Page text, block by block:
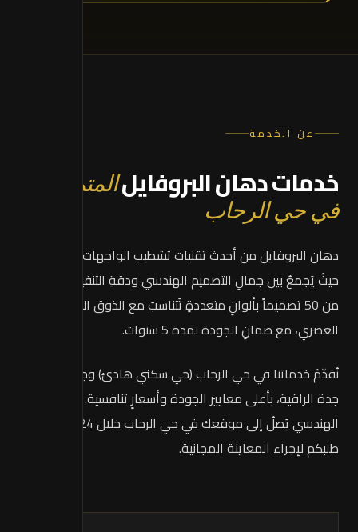
عن الخدمة
خدمات دهان البروفايلالمتميزة
في حي الرحاب
دهان البروفايل من أحدث تقنيات تشطيب الواجهات الخارجية،
حيثُ يَجمعُ بين جمالِ التصميم الهندسي ودقةِ التنفيذ. نَقدّمُ أكثرَ
من 50 تصميماً بألوانٍ متعددةٍ تَتناسبُ مع الذوق السعودي
العصري، مع ضمانِ الجودة لمدة 5 سنوات.
نُقدّمُ خدماتنا في حي الرحاب (حي سكني هادئ) وجميع أحياء
جدة الراقية، بأعلى معايير الجودة وأسعارٍ تنافسية. فريقُنا
طلبكم لإجراء المعاينة المجانية.